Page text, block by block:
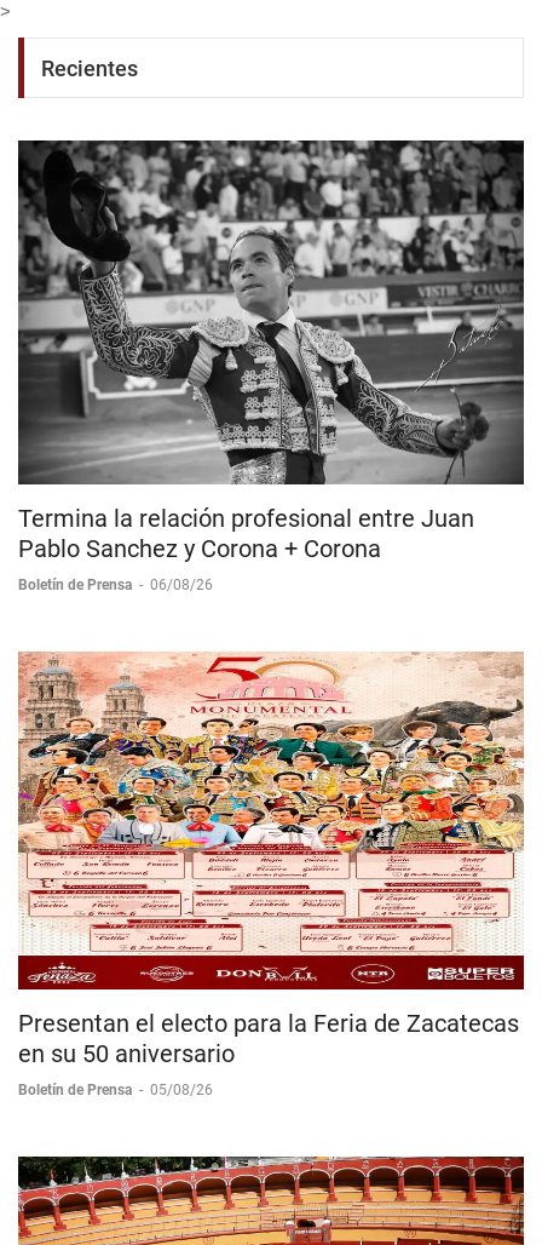
>
Recientes
Termina la relación profesional entre Juan
Pablo Sanchez y Corona + Corona
Boletín de Prensa - 06/08/26
Presentan el electo para la Feria de Zacatecas
en su 50 aniversario
Boletín de Prensa - 05/08/26